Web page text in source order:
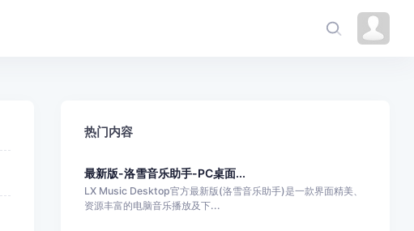
热门内容
最新版-洛雪音乐助手-PC桌面...
LX Music Desktop官方最新版(洛雪音乐助手)是一款界面精美、
资源丰富的电脑音乐播放及下...